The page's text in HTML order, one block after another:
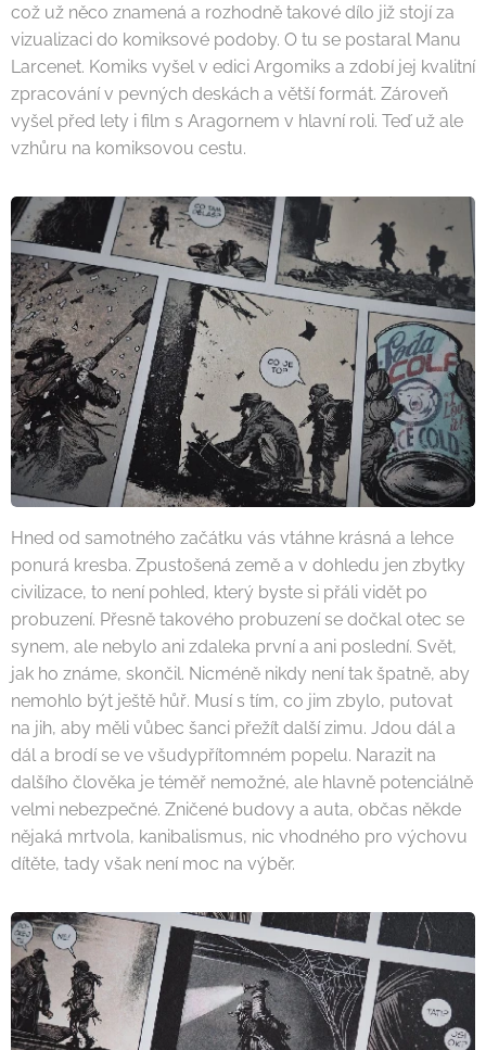
což už něco znamená a rozhodně takové dílo již stojí za
vizualizaci do komiksové podoby. O tu se postaral Manu
Larcenet. Komiks vyšel v edici Argomiks a zdobí jej kvalitní
zpracování v pevných deskách a větší formát. Zároveň
vyšel před lety i film s Aragornem v hlavní roli. Teď už ale
vzhůru na komiksovou cestu.
Hned od samotného začátku vás vtáhne krásná a lehce
ponurá kresba. Zpustošená země a v dohledu jen zbytky
civilizace, to není pohled, který byste si přáli vidět po
probuzení. Přesně takového probuzení se dočkal otec se
synem, ale nebylo ani zdaleka první a ani poslední. Svět,
jak ho známe, skončil. Nicméně nikdy není tak špatně, aby
nemohlo být ještě hůř. Musí s tím, co jim zbylo, putovat
na jih, aby měli vůbec šanci přežít další zimu. Jdou dál a
dál a brodí se ve všudypřítomném popelu. Narazit na
dalšího člověka je téměř nemožné, ale hlavně potenciálně
velmi nebezpečné. Zničené budovy a auta, občas někde
nějaká mrtvola, kanibalismus, nic vhodného pro výchovu
dítěte, tady však není moc na výběr.